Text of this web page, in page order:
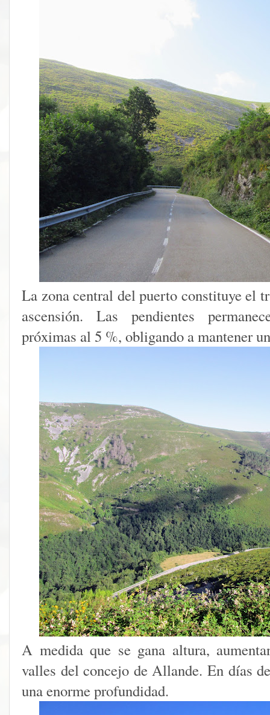
La zona central del puerto constituye el
ascensión. Las pendientes
próximas al 5 %, obligando a mantener
A medida que se gana altura,
valles del concejo de Allande. En días
una enorme profundidad.